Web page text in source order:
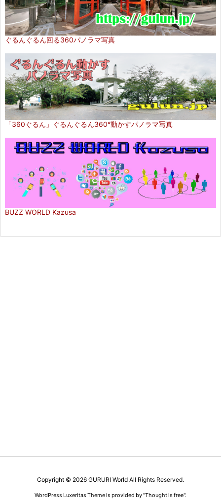
ぐるんぐるん回る360パノラマ写真
「360ぐるん」ぐるんぐるん360°動かすパノラマ写真
BUZZ WORLD Kazusa
Copyright © 2026 GURURI World All Rights Reserved.
WordPress Luxeritas Theme is provided by "Thought is free".